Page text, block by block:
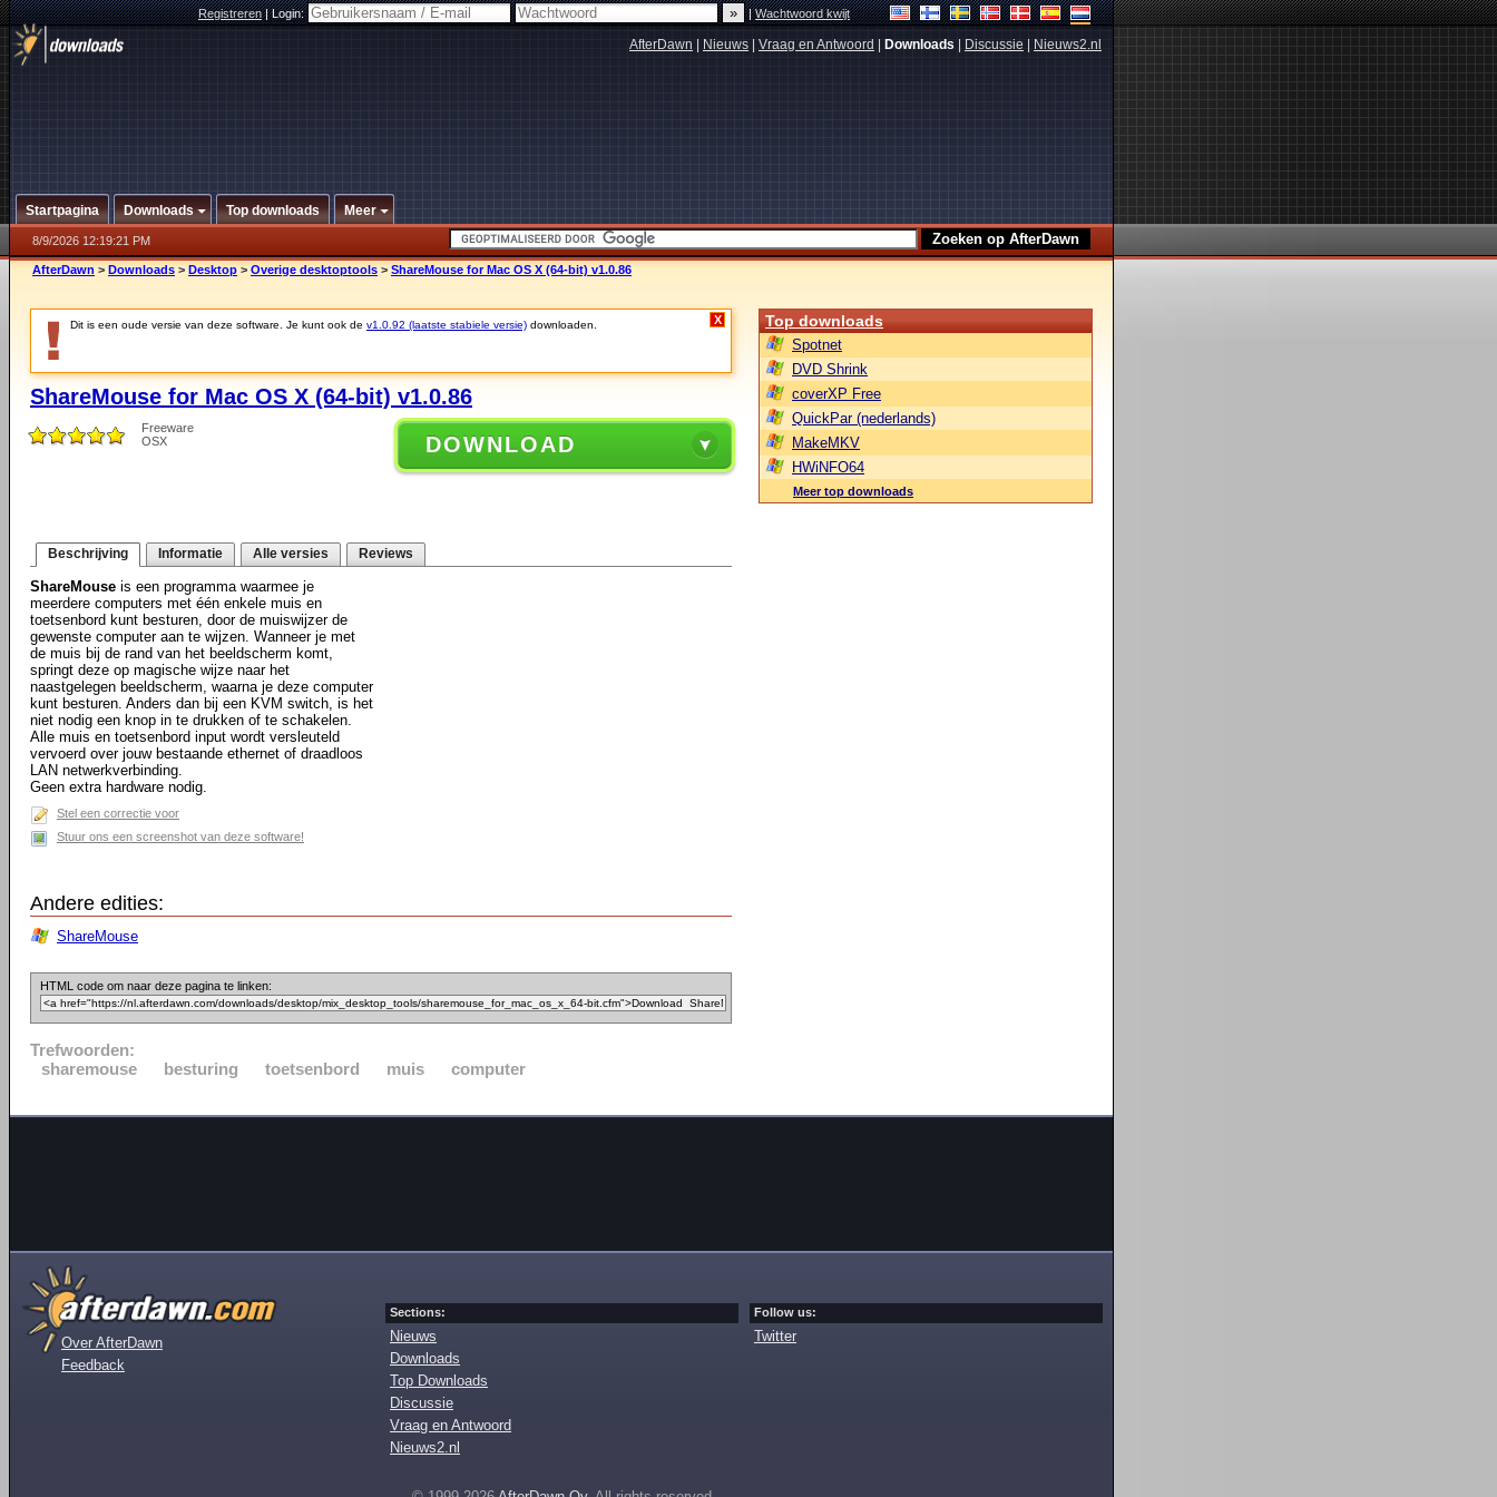
Registreren|Login: |Wachtwoord kwijt
AfterDawn Nieuws Vraag en Antwoord Downloads Discussie Nieuws2.nl
Startpagina Downloads Top downloads Meer
8/9/2026 12:19:21 PM
AfterDawn > Downloads > Desktop > Overige desktoptools > ShareMouse for Mac OS X (64-bit) v1.0.86
Dit is een oude versie van deze software. Je kunt ook de v1.0.92 (laatste stabiele versie) downloaden. X
ShareMouse for Mac OS X (64-bit) v1.0.86
Freeware
OSX
DOWNLOAD
Beschrijving Informatie Alle versies Reviews
ShareMouse is een programma waarmee je
meerdere computers met één enkele muis en
toetsenbord kunt besturen, door de muiswijzer de
gewenste computer aan te wijzen. Wanneer je met
de muis bij de rand van het beeldscherm komt,
springt deze op magische wijze naar het
naastgelegen beeldscherm, waarna je deze computer
kunt besturen. Anders dan bij een KVM switch, is het
niet nodig een knop in te drukken of te schakelen.
Alle muis en toetsenbord input wordt versleuteld
vervoerd over jouw bestaande ethernet of draadloos
LAN netwerkverbinding.
Geen extra hardware nodig.
Stel een correctie voor
Stuur ons een screenshot van deze software!
Andere edities:
ShareMouse
HTML code om naar deze pagina te linken:
Trefwoorden:
sharemouse
besturing toetsenbord muis computer
Top downloads
Spotnet
DVD Shrink
coverXP Free
QuickPar (nederlands)
MakeMKV
HWiNFO64
Meer top downloads
Over AfterDawn
Feedback
Sections:
Nieuws
Downloads
Top Downloads
Discussie
Vraag en Antwoord
Nieuws2.nl
Follow us:
Twitter